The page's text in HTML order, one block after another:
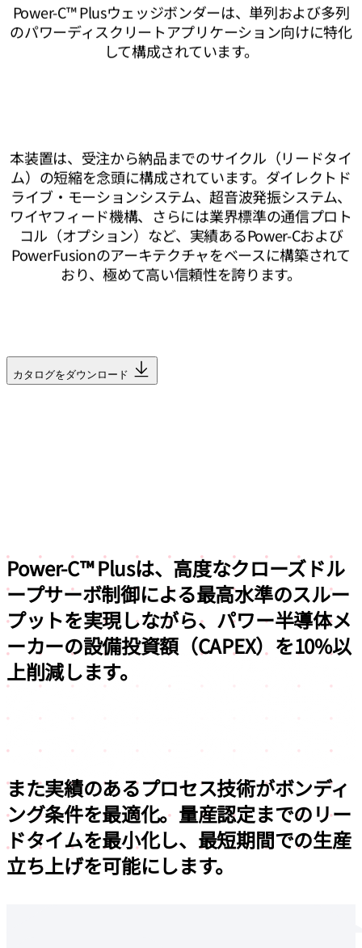
Power-C™ Plusウェッジボンダーは、単列および多列
のパワーディスクリートアプリケーション向けに特化
して構成されています。
本装置は、受注から納品までのサイクル（リードタイ
ム）の短縮を念頭に構成されています。ダイレクトド
ライブ・モーションシステム、超音波発振システム、
ワイヤフィード機構、さらには業界標準の通信プロト
コル（オプション）など、実績あるPower-Cおよび
PowerFusionのアーキテクチャをベースに構築されて
おり、極めて高い信頼性を誇ります。
カタログをダウンロード
Power-C™ Plusは、高度なクローズドル
ープサーボ制御による最高水準のスルー
プットを実現しながら、 パワー半導体メ
ーカーの設備投資額（CAPEX）を10%以
上削減します。
また実績のあるプロセス技術がボンディ
ング条件を最適化。量産認定までのリー
ドタイムを最小化し、 最短期間での生産
立ち上げを可能にします。